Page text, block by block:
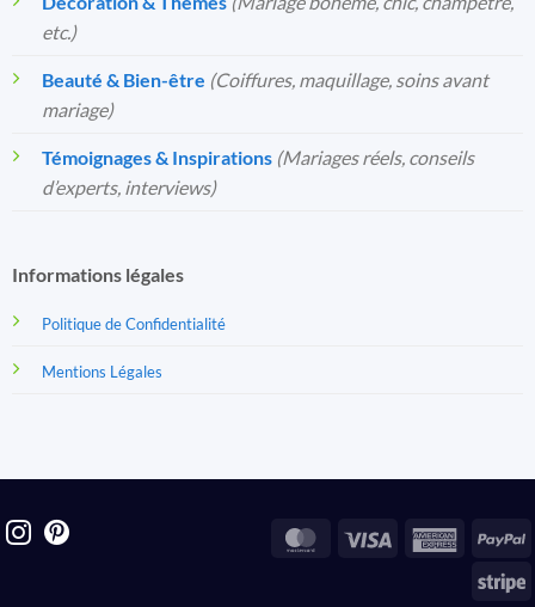
etc.)
Beauté & Bien-être (Coiffures, maquillage, soins avant
mariage)
Témoignages & Inspirations (Mariages réels, conseils
d’experts, interviews)
Informations légales
Politique de Confidentialité
Mentions Légales
MasterCard
Visa
American